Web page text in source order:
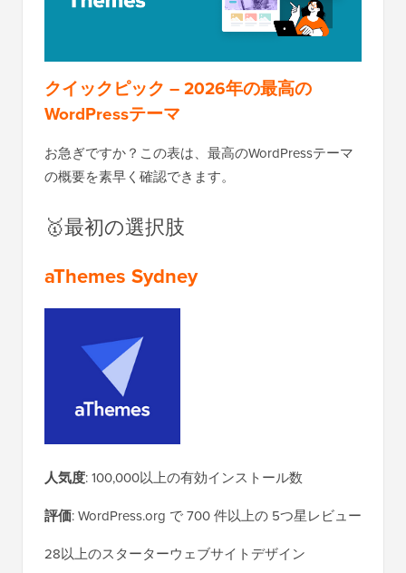
クイックピック – 2026年の最高の
WordPressテーマ
お急ぎですか？この表は、最高のWordPressテーマ
の概要を素早く確認できます。
🥇最初の選択肢
aThemes Sydney
人気度: 100,000以上の有効インストール数
評価: WordPress.org で 700 件以上の 5つ星レビュー
28以上のスターターウェブサイトデザイン